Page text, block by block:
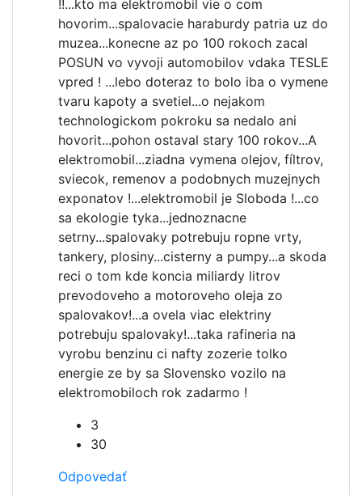
!!...kto ma elektromobil vie o com
hovorim...spalovacie haraburdy patria uz do
muzea...konecne az po 100 rokoch zacal
POSUN vo vyvoji automobilov vdaka TESLE
vpred ! ...lebo doteraz to bolo iba o vymene
tvaru kapoty a svetiel...o nejakom
technologickom pokroku sa nedalo ani
hovorit...pohon ostaval stary 100 rokov...A
elektromobil...ziadna vymena olejov, fíltrov,
sviecok, remenov a podobnych muzejnych
exponatov !...elektromobil je Sloboda !...co
sa ekologie tyka...jednoznacne
setrny...spalovaky potrebuju ropne vrty,
tankery, plosiny...cisterny a pumpy...a skoda
reci o tom kde koncia miliardy litrov
prevodoveho a motoroveho oleja zo
spalovakov!...a ovela viac elektriny
potrebuju spalovaky!...taka rafineria na
vyrobu benzinu ci nafty zozerie tolko
energie ze by sa Slovensko vozilo na
elektromobiloch rok zadarmo !
3
30
Odpovedať